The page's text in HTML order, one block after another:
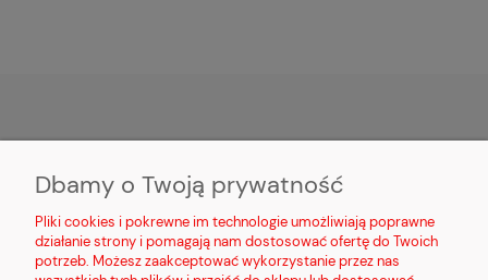
PŁATNOŚCI I DOSTAWA
INFORMACJE
Dbamy o Twoją prywatność
Pliki cookies i pokrewne im technologie umożliwiają poprawne
działanie strony i pomagają nam dostosować ofertę do Twoich
potrzeb. Możesz zaakceptować wykorzystanie przez nas